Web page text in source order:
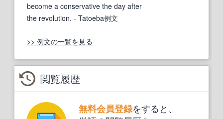
become a conservative the day after
the revolution. - Tatoeba例文
>> 例文の一覧を見る
閲覧履歴
無料会員登録をすると、